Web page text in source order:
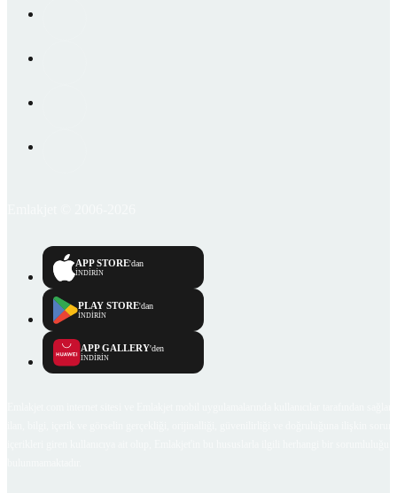
APP STORE'dan
İNDİRİN
PLAY STORE'dan
İNDİRİN
APP GALLERY'den
İNDİRİN